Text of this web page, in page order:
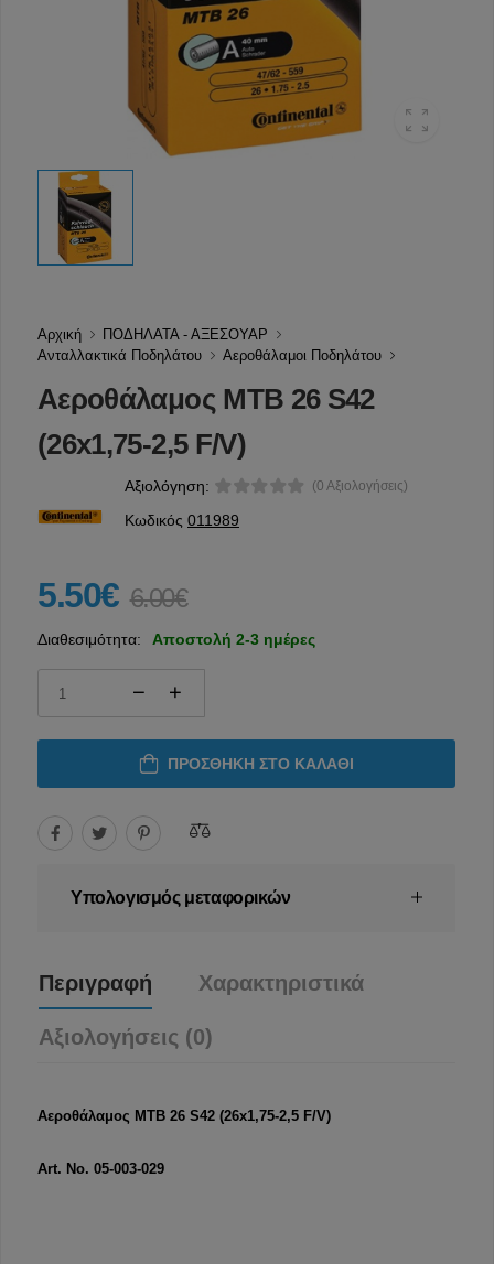
Αρχική
ΠΟΔΗΛΑΤΑ - ΑΞΕΣΟΥΑΡ
Ανταλλακτικά Ποδηλάτου
Αεροθάλαμοι Ποδηλάτου
Αεροθάλαμος MTB 26 S42
(26x1,75-2,5 F/V)
Αξιολόγηση: (0 Αξιολογήσεις)
Κωδικός 011989
5.50€ 6.00€
Διαθεσιμότητα: Αποστολή 2-3 ημέρες
ΠΡΟΣΘΉΚΗ ΣΤΟ ΚΑΛΆΘΙ
Υπολογισμός μεταφορικών
Περιγραφή Χαρακτηριστικά
Αξιολογήσεις (0)
Αεροθάλαμος MTB 26 S42 (26x1,75-2,5 F/V)
Art. No. 05-003-029